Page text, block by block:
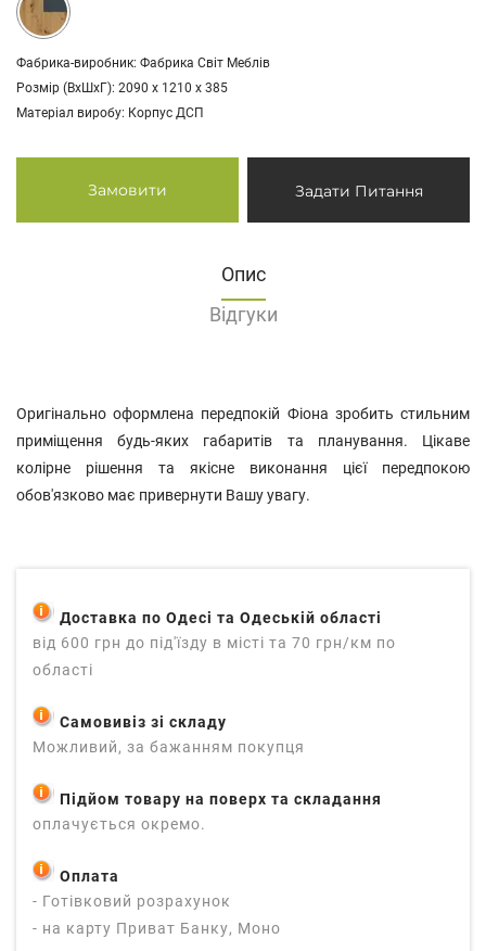
Фабрика-виробник: Фабрика Світ Меблів
Розмір (ВхШхГ): 2090 х 1210 х 385
Матеріал виробу: Корпус ДСП
Замовити Задати Питання
Доставка по Одесі та Одеській області
від 600 грн до під'їзду в місті та 70 грн/км по
області
Самовивіз зі складу
Можливий, за бажанням покупця
Підйом товару на поверх та складання
оплачується окремо.
Оплата
- Готівковий розрахунок
- на карту Приват Банку, Моно
Опис
Відгуки
Оригінально оформлена передпокій Фіона зробить стильним
приміщення будь-яких габаритів та планування. Цікаве
колірне рішення та якісне виконання цієї передпокою
обов'язково має привернути Вашу увагу.